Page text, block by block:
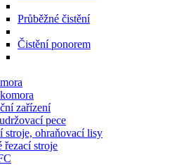
Průběžné čistění
Čistění ponorem
zařízení
pece
stroje, ohraňovací lisy
řezací stroje